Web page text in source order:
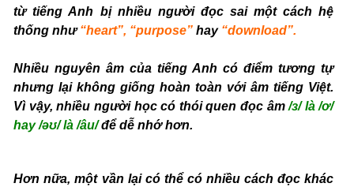
từ tiếng Anh bị nhiều người đọc sai một cách hệ
thống như“heart”, “purpose” hay “download”.
Nhiều nguyên âm của tiếng Anh có điểm tương tự
nhưng lại không giống hoàn toàn với âm tiếng Việt.
Vì vậy, nhiều người học có thói quen đọc âm/ɜ/ là /ơ/
hay /əʊ/ là /âu/để dễ nhớ hơn.
Hơn nữa, một vần lại có thể có nhiều cách đọc khác